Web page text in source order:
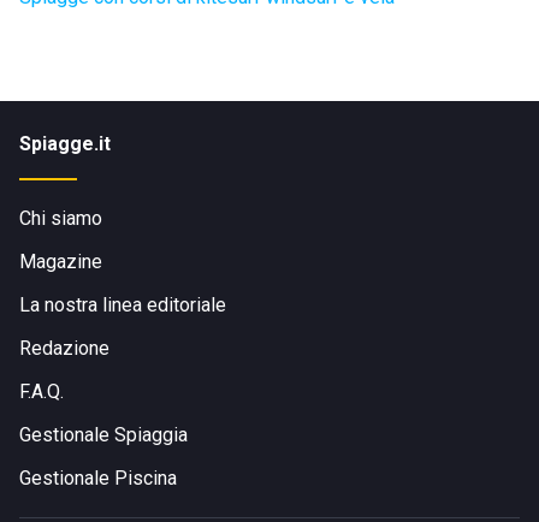
Spiagge.it
Chi siamo
Magazine
La nostra linea editoriale
Redazione
F.A.Q.
Gestionale Spiaggia
Gestionale Piscina